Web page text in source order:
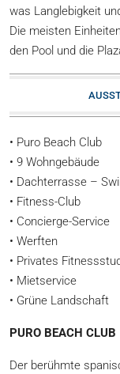
was Langlebigkeit
Die meisten
den Pool und die
• Puro Beach Club
• 9 Wohngebäude
• Dachterrasse –
• Fitness-Club
• Concierge-Service
• Werften
• Privates
• Mietservice
• Grüne Landschaft
PURO BEACH CLUB
Der berühmte